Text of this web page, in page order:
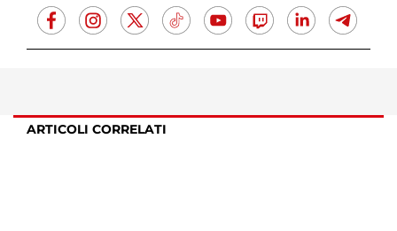
ARTICOLI CORRELATI